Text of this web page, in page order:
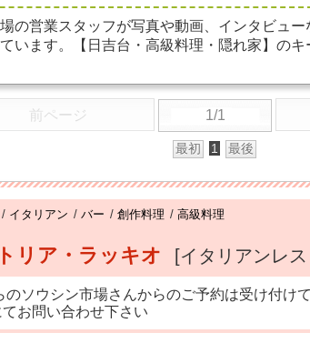
の営業スタッフが写真や動画、インタビュ
います。【日吉台・高級料理・隠れ家】の
前ページ 1/1
最初 1 最後
/ イタリアン / バー / 創作料理 / 高級料理
リア・ラッキオ [イタリアンレ
のソウシン市場さんからのご予約は受け付け
お問い合わせ下さい